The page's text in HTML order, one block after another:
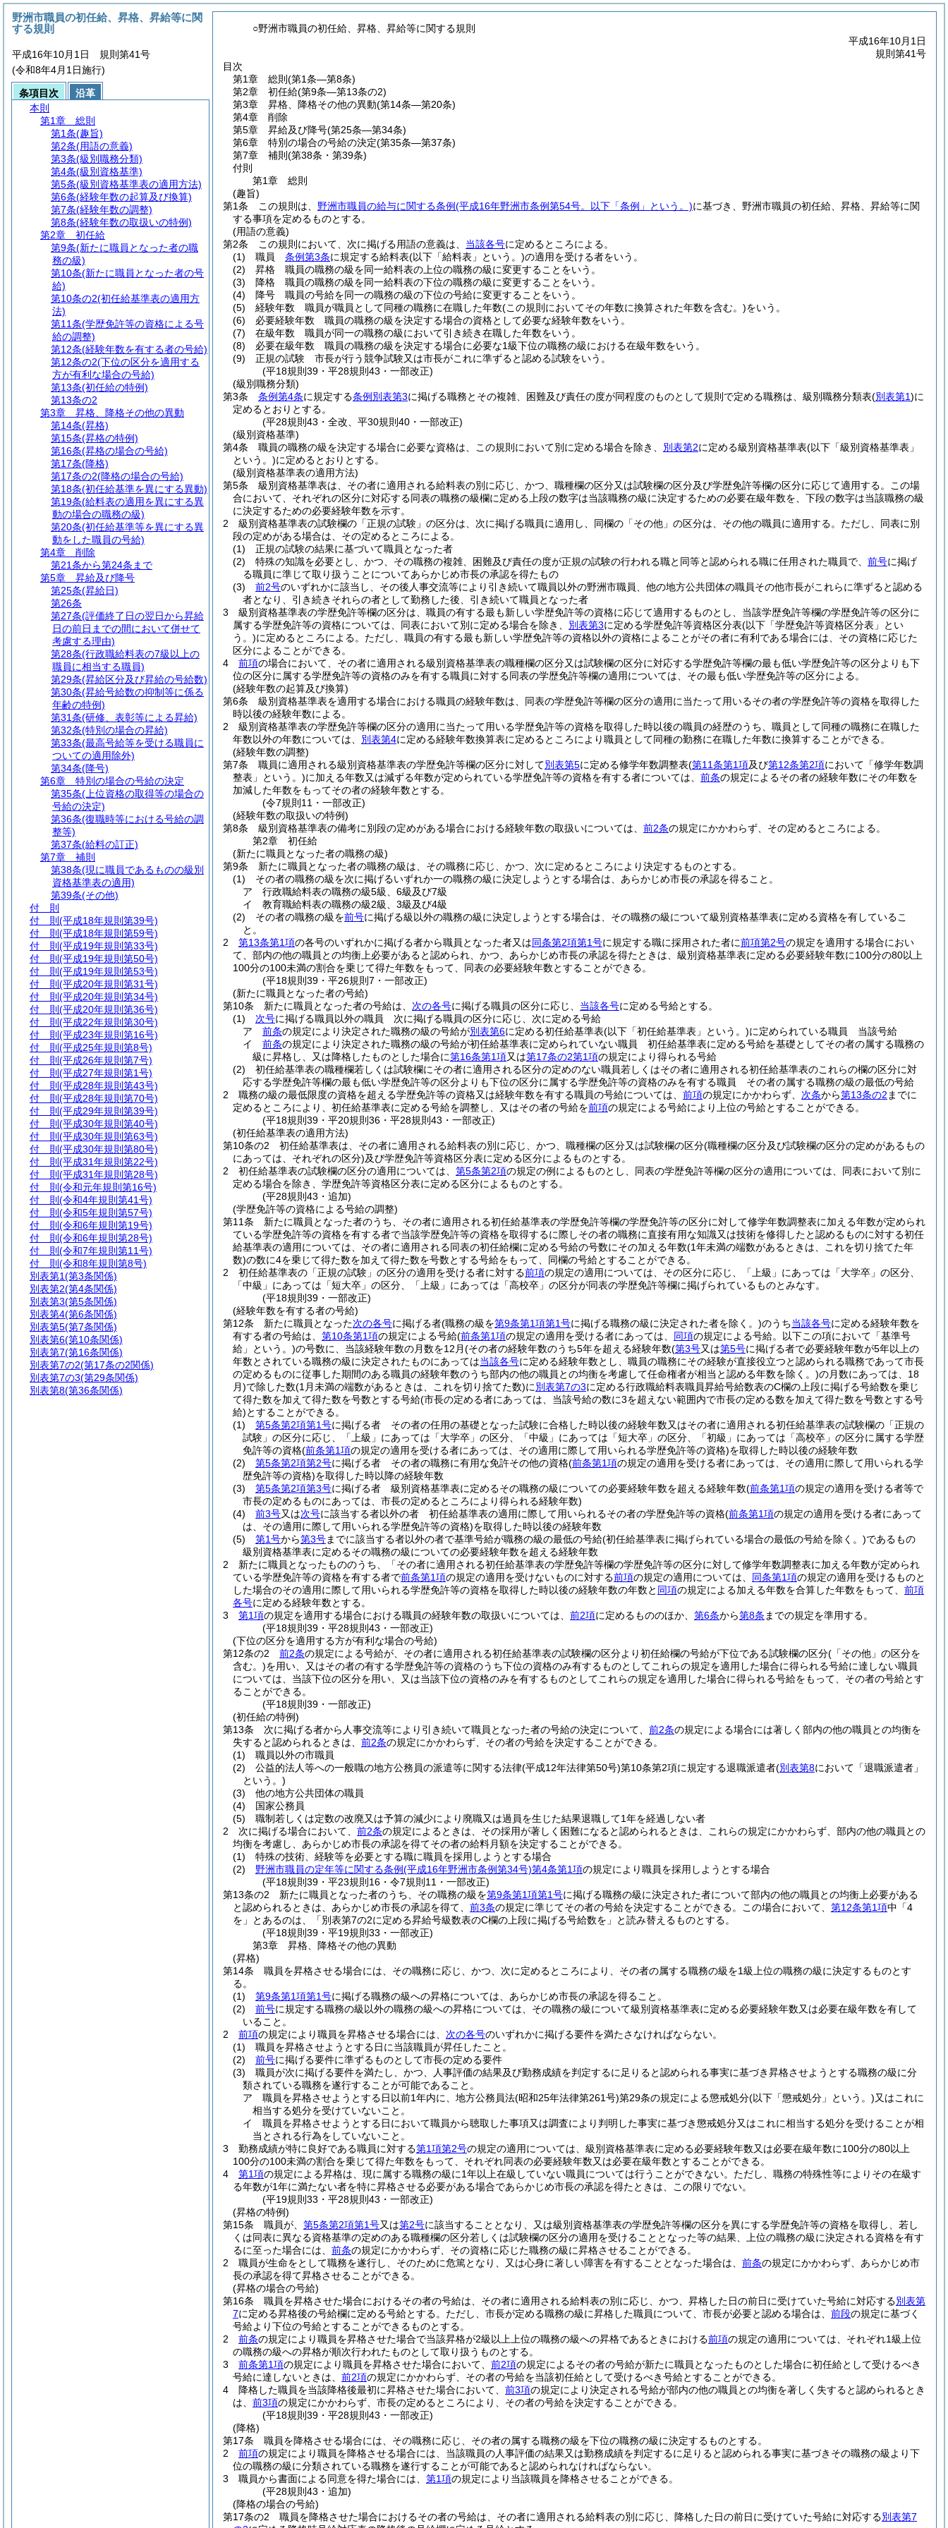
○野洲市職員の初任給、昇格、昇給等に関する規則
平成16年10月1日
規則第41号
目次
第1章
総則 (第1条―第8条)
第2章
初任給(第9条―第13条の2)
第3章
昇格、降格その他の異動(第14条―第20条)
第4章
削除
第5章
昇給及び降号(第25条―第34条)
第6章
特別の場合の号給の決定(第35条―第37条)
第7章
補則 (第38条・第39条)
付則
第1章
総則
(趣旨)
第1条
この規則は、 野洲市職員の給与に関する条例(平成16年野洲市条例第54号。以下「条例」という。)に基づき、野洲市職員の初任給、昇格、昇給等に関
する事項を定めるものとする。
(用語の意義)
第2条
この規則において、次に掲げる用語の意義は、 当該各号に定めるところによる。
(1)
職員 条例第3条に規定する給料表(以下「給料表」という。)の適用を受ける者をいう。
(2)
昇格 職員の職務の級を同一給料表の上位の職務の級に変更することをいう。
(3)
降格 職員の職務の級を同一給料表の下位の職務の級に変更することをいう。
(4)
降号 職員の号給を同一の職務の級の下位の号給に変更することをいう。
(5)
経験年数 職員が職員として同種の職務に在職した年数(この規則においてその年数に換算された年数を含む。)をいう。
(6)
必要経験年数 職員の職務の級を決定する場合の資格として必要な経験年数をいう。
(7)
在級年数 職員が同一の職務の級において引き続き在職した年数をいう。
(8)
必要在級年数 職員の職務の級を決定する場合に必要な1級下位の職務の級における在級年数をいう。
(9)
正規の試験 市長が行う競争試験又は市長がこれに準ずると認める試験をいう。
(平18規則39・平28規則43・一部改正)
(級別職務分類)
第3条
条例第4条に規定する条例別表第3に掲げる職務とその複雑、困難及び責任の度が同程度のものとして規則で定める職務は、級別職務分類表(別表第1)に
定めるとおりとする。
(平28規則43・全改、平30規則40・一部改正)
(級別資格基準)
第4条
職員の職務の級を決定する場合に必要な資格は、この規則において別に定める場合を除き、 別表第2に定める級別資格基準表(以下「級別資格基準表」
という。)に定めるとおりとする。
(級別資格基準表の適用方法)
第5条
級別資格基準表は、その者に適用される給料表の別に応じ、かつ、職種欄の区分又は試験欄の区分及び学歴免許等欄の区分に応じて適用する。
この場
合において、それぞれの区分に対応する同表の職務の級欄に定める上段の数字は当該職務の級に決定するための必要在級年数を、下段の数字は当該職務の級
に決定するための必要経験年数を示す。
2
級別資格基準表の試験欄の「正規の試験」の区分は、次に掲げる職員に適用し、同欄の「その他」の区分は、その他の職員に適用する。 ただし、同表に別
段の定めがある場合は、その定めるところによる。
(1)
正規の試験の結果に基づいて職員となった者
(2)
特殊の知識を必要とし、かつ、その職務の複雑、困難及び責任の度が正規の試験の行われる職と同等と認められる職に任用された職員で、 前号に掲げ
る職員に準じて取り扱うことについてあらかじめ市長の承認を得たもの
(3)
前2号のいずれかに該当し、その後人事交流等により引き続いて職員以外の野洲市職員、他の地方公共団体の職員その他市長がこれらに準ずると認める
者となり、引き続きそれらの者として勤務した後、引き続いて職員となった者
3
級別資格基準表の学歴免許等欄の区分は、職員の有する最も新しい学歴免許等の資格に応じて適用するものとし、当該学歴免許等欄の学歴免許等の区分に
属する学歴免許等の資格については、同表において別に定める場合を除き、 別表第3に定める学歴免許等資格区分表(以下「学歴免許等資格区分表」とい
う。)に定めるところによる。 ただし、職員の有する最も新しい学歴免許等の資格以外の資格によることがその者に有利である場合には、その資格に応じた
区分によることができる。
4
前項の場合において、その者に適用される級別資格基準表の職種欄の区分又は試験欄の区分に対応する学歴免許等欄の最も低い学歴免許等の区分よりも下
位の区分に属する学歴免許等の資格のみを有する職員に対する同表の学歴免許等欄の適用については、その最も低い学歴免許等の区分による。
(経験年数の起算及び換算)
第6条
級別資格基準表を適用する場合における職員の経験年数は、同表の学歴免許等欄の区分の適用に当たって用いるその者の学歴免許等の資格を取得した
時以後の経験年数による。
2
級別資格基準表の学歴免許等欄の区分の適用に当たって用いる学歴免許等の資格を取得した時以後の職員の経歴のうち、職員として同種の職務に在職した
年数以外の年数については、 別表第4に定める経験年数換算表に定めるところにより職員として同種の勤務に在職した年数に換算することができる。
(経験年数の調整)
第7条
職員に適用される級別資格基準表の学歴免許等欄の区分に対して別表第5に定める修学年数調整表(第11条第1項及び第12条第2項において「修学年数調
整表」という。)に加える年数又は減ずる年数が定められている学歴免許等の資格を有する者については、 前条の規定によるその者の経験年数にその年数を
加減した年数をもってその者の経験年数とする。
(令7規則11・一部改正)
(経験年数の取扱いの特例)
第8条
級別資格基準表の備考に別段の定めがある場合における経験年数の取扱いについては、 前2条の規定にかかわらず、その定めるところによる。
第2章
初任給
(新たに職員となった者の職務の級)
第9条
新たに職員となった者の職務の級は、その職務に応じ、かつ、次に定めるところにより決定するものとする。
(1)
その者の職務の級を次に掲げるいずれか一の職務の級に決定しようとする場合は、あらかじめ市長の承認を得ること。
ア
行政職給料表の職務の級5級、6級及び7級
イ
教育職給料表の職務の級2級、3級及び4級
(2)
その者の職務の級を前号に掲げる級以外の職務の級に決定しようとする場合は、その職務の級について級別資格基準表に定める資格を有しているこ
と。
2
第13条第1項の各号のいずれかに掲げる者から職員となった者又は同条第2項第1号に規定する職に採用された者に前項第2号の規定を適用する場合におい
て、部内の他の職員との均衡上必要があると認められ、かつ、あらかじめ市長の承認を得たときは、級別資格基準表に定める必要経験年数に100分の80以上
100分の100未満の割合を乗じて得た年数をもって、同表の必要経験年数とすることができる。
(平18規則39・平26規則7・一部改正)
(新たに職員となった者の号給)
第10条
新たに職員となった者の号給は、 次の各号に掲げる職員の区分に応じ、 当該各号に定める号給とする。
(1)
次号に掲げる職員以外の職員 次に掲げる職員の区分に応じ、次に定める号給
ア
前条の規定により決定された職務の級の号給が別表第6に定める初任給基準表(以下「初任給基準表」という。)に定められている職員 当該号給
イ
前条の規定により決定された職務の級の号給が初任給基準表に定められていない職員 初任給基準表に定める号給を基礎としてその者の属する職務の
級に昇格し、又は降格したものとした場合に第16条第1項又は第17条の2第1項の規定により得られる号給
(2)
初任給基準表の職種欄若しくは試験欄にその者に適用される区分の定めのない職員若しくはその者に適用される初任給基準表のこれらの欄の区分に対
応する学歴免許等欄の最も低い学歴免許等の区分よりも下位の区分に属する学歴免許等の資格のみを有する職員 その者の属する職務の級の最低の号給
2
職務の級の最低限度の資格を超える学歴免許等の資格又は経験年数を有する職員の号給については、 前項の規定にかかわらず、 次条から第13条の2 までに
定めるところにより、初任給基準表に定める号給を調整し、又はその者の号給を前項の規定による号給により上位の号給とすることができる。
(平18規則39・平20規則36・平28規則43・一部改正)
(初任給基準表の適用方法)
第10条の2
初任給基準表は、その者に適用される給料表の別に応じ、かつ、職種欄の区分又は試験欄の区分(職種欄の区分及び試験欄の区分の定めがあるもの
にあっては、それぞれの区分)及び学歴免許等資格区分表に定める区分によるものとする。
2
初任給基準表の試験欄の区分の適用については、 第5条第2項の規定の例によるものとし、同表の学歴免許等欄の区分の適用については、同表において別に
定める場合を除き、学歴免許等資格区分表に定める区分によるものとする。
(平28規則43・追加)
(学歴免許等の資格による号給の調整)
第11条
新たに職員となった者のうち、その者に適用される初任給基準表の学歴免許等欄の学歴免許等の区分に対して修学年数調整表に加える年数が定められ
ている学歴免許等の資格を有する者で当該学歴免許等の資格を取得するに際しその者の職務に直接有用な知識又は技術を修得したと認めるものに対する初任
給基準表の適用については、その者に適用される同表の初任給欄に定める号給の号数にその加える年数(1年未満の端数があるときは、これを切り捨てた年
数)の数に4を乗じて得た数を加えて得た数を号数とする号給をもって、同欄の号給とすることができる。
2
初任給基準表の「正規の試験」の区分の適用を受ける者に対する前項の規定の適用については、その区分に応じ、「上級」にあっては「大学卒」の区分、
「中級」にあっては「短大卒」の区分、「上級」にあっては「高校卒」の区分が同表の学歴免許等欄に掲げられているものとみなす。
(平18規則39・一部改正)
(経験年数を有する者の号給)
第12条
新たに職員となった次の各号に掲げる者(職務の級を第9条第1項第1号に掲げる職務の級に決定された者を除く。)のうち当該各号に定める経験年数を
有する者の号給は、 第10条第1項の規定による号給(前条第1項の規定の適用を受ける者にあっては、 同項の規定による号給。以下この項において「基準号
給」という。)の号数に、当該経験年数の月数を12月(その者の経験年数のうち5年を超える経験年数(第3号又は第5号に掲げる者で必要経験年数が5年以上の
年数とされている職務の級に決定されたものにあっては当該各号に定める経験年数とし、職員の職務にその経験が直接役立つと認められる職務であって市長
の定めるものに従事した期間のある職員の経験年数のうち部内の他の職員との均衡を考慮して任命権者が相当と認める年数を除く。)の月数にあっては、18
月)で除した数(1月未満の端数があるときは、これを切り捨てた数)に別表第7の3に定める行政職給料表職員昇給号給数表のC欄の上段に掲げる号給数を乗じ
て得た数を加えて得た数を号数とする号給(市長の定める者にあっては、当該号給の数に3を超えない範囲内で市長の定める数を加えて得た数を号数とする号
給)とすることができる。
(1)
第5条第2項第1号に掲げる者 その者の任用の基礎となった試験に合格した時以後の経験年数又はその者に適用される初任給基準表の試験欄の「正規の
試験」の区分に応じ、「上級」にあっては「大学卒」の区分、「中級」にあっては「短大卒」の区分、「初級」にあっては「高校卒」の区分に属する学歴
免許等の資格(前条第1項の規定の適用を受ける者にあっては、その適用に際して用いられる学歴免許等の資格)を取得した時以後の経験年数
(2)
第5条第2項第2号に掲げる者 その者の職務に有用な免許その他の資格(前条第1項の規定の適用を受ける者にあっては、その適用に際して用いられる学
歴免許等の資格)を取得した時以降の経験年数
(3)
第5条第2項第3号に掲げる者 級別資格基準表に定めるその職務の級についての必要経験年数を超える経験年数(前条第1項の規定の適用を受ける者等で
市長の定めるものにあっては、市長の定めるところにより得られる経験年数)
(4)
前3号又は次号に該当する者以外の者 初任給基準表の適用に際して用いられるその者の学歴免許等の資格(前条第1項の規定の適用を受ける者にあって
は、その適用に際して用いられる学歴免許等の資格)を取得した時以後の経験年数
(5)
第1号から第3号までに該当する者以外の者で基準号給が職務の級の最低の号給(初任給基準表に掲げられている場合の最低の号給を除く。)であるもの
級別資格基準表に定めるその職務の級についての必要経験年数を超える経験年数
2
新たに職員となったもののうち、「その者に適用される初任給基準表の学歴免許等欄の学歴免許等の区分に対して修学年数調整表に加える年数が定められ
ている学歴免許等の資格を有する者で前条第1項の規定の適用を受けないものに対する前項の規定の適用については、 同条第1項の規定の適用を受けるものと
した場合のその適用に際して用いられる学歴免許等の資格を取得した時以後の経験年数の年数と 同項の規定による加える年数を合算した年数をもって、 前項
各号に定める経験年数とする。
3
第1項の規定を適用する場合における職員の経験年数の取扱いについては、 前2項に定めるもののほか、 第6条から第8条 までの規定を準用する。
(平18規則39・平28規則43・一部改正)
(下位の区分を適用する方が有利な場合の号給)
第12条の2
前2条の規定による号給が、その者に適用される初任給基準表の試験欄の区分より初任給欄の号給が下位である試験欄の区分(「その他」の区分を
含む。)を用い、又はその者の有する学歴免許等の資格のうち下位の資格のみ有するものとしてこれらの規定を適用した場合に得られる号給に達しない職員
については、当該下位の区分を用い、又は当該下位の資格のみを有するものとしてこれらの規定を適用した場合に得られる号給をもって、その者の号給とす
ることができる。
(平18規則39・一部改正)
(初任給の特例)
第13条
次に掲げる者から人事交流等により引き続いて職員となった者の号給の決定について、 前2条の規定による場合には著しく部内の他の職員との均衡を
失すると認められるときは、 前2条の規定にかかわらず、その者の号給を決定することができる。
(1)
職員以外の市職員
(2)
公益的法人等への一般職の地方公務員の派遣等に関する法律(平成12年法律第50号)第10条第2項に規定する退職派遣者(別表第8において「退職派遣者」
という。)
(3)
他の地方公共団体の職員
(4)
国家公務員
(5)
職制若しくは定数の改廃又は予算の減少により廃職又は過員を生じた結果退職して1年を経過しない者
2
次に掲げる場合において、 前2条の規定によるときは、その採用が著しく困難になると認められるときは、これらの規定にかかわらず、部内の他の職員との
均衡を考慮し、あらかじめ市長の承認を得てその者の給料月額を決定することができる。
(1)
特殊の技術、経験等を必要とする職に職員を採用しようとする場合
(2)
野洲市職員の定年等に関する条例(平成16年野洲市条例第34号)第4条第1項の規定により職員を採用しようとする場合
(平18規則39・平23規則16・令7規則11・一部改正)
第13条の2
新たに職員となった者のうち、その職務の級を第9条第1項第1号に掲げる職務の級に決定された者について部内の他の職員との均衡上必要がある
と認められるときは、あらかじめ市長の承認を得て、 前3条の規定に準じてその者の号給を決定することができる。 この場合において、 第12条第1項中「4
を」とあるのは、「別表第7の2に定める昇給号級数表のC欄の上段に掲げる号給数を」と読み替えるものとする。
(平18規則39・平19規則33・一部改正)
第3章
昇格、降格その他の異動
(昇格)
第14条
職員を昇格させる場合には、その職務に応じ、かつ、次に定めるところにより、その者の属する職務の級を1級上位の職務の級に決定するものとす
る。
(1)
第9条第1項第1号に掲げる職務の級への昇格については、あらかじめ市長の承認を得ること。
(2)
前号に規定する職務の級以外の職務の級への昇格については、その職務の級について級別資格基準表に定める必要経験年数又は必要在級年数を有して
いること。
2
前項の規定により職員を昇格させる場合には、 次の各号のいずれかに掲げる要件を満たさなければならない。
(1)
職員を昇格させようとする日に当該職員が昇任したこと。
(2)
前号に掲げる要件に準ずるものとして市長の定める要件
(3)
職員が次に掲げる要件を満たし、かつ、人事評価の結果及び勤務成績を判定するに足りると認められる事実に基づき昇格させようとする職務の級に分
類されている職務を遂行することが可能であること。
ア
職員を昇格させようとする日以前1年内に、地方公務員法(昭和25年法律第261号)第29条の規定による懲戒処分(以下「懲戒処分」という。)又はこれに
相当する処分を受けていないこと。
イ
職員を昇格させようとする日において職員から聴取した事項又は調査により判明した事実に基づき懲戒処分又はこれに相当する処分を受けることが相
当とされる行為をしていないこと。
3
勤務成績が特に良好である職員に対する第1項第2号の規定の適用については、級別資格基準表に定める必要経験年数又は必要在級年数に100分の80以上
100分の100未満の割合を乗じて得た年数をもって、それぞれ同表の必要経験年数又は必要在級年数とすることができる。
4
第1項の規定による昇格は、現に属する職務の級に1年以上在級していない職員については行うことができない。 ただし、職務の特殊性等によりその在級す
る年数が1年に満たない者を特に昇格させる必要がある場合であらかじめ市長の承認を得たときは、この限りでない。
(平19規則33・平28規則43・一部改正)
(昇格の特例)
第15条
職員が、 第5条第2項第1号又は第2号に該当することとなり、又は級別資格基準表の学歴免許等欄の区分を異にする学歴免許等の資格を取得し、若し
くは同表に異なる資格基準の定めのある職種欄の区分若しくは試験欄の区分の適用を受けることとなった等の結果、上位の職務の級に決定される資格を有す
るに至った場合には、 前条の規定にかかわらず、その資格に応じた職務の級に昇格させることができる。
2
職員が生命をとして職務を遂行し、そのために危篤となり、又は心身に著しい障害を有することとなった場合は、 前条の規定にかかわらず、あらかじめ市
長の承認を得て昇格させることができる。
(昇格の場合の号給)
第16条
職員を昇格させた場合におけるその者の号給は、その者に適用される給料表の別に応じ、かつ、昇格した日の前日に受けていた号給に対応する別表第
7に定める昇格後の号給欄に定める号給とする。 ただし、市長が定める職務の級に昇格した職員について、市長が必要と認める場合は、 前段の規定に基づく
号給より下位の号給とすることができるものとする。
2
前条の規定により職員を昇格させた場合で当該昇格が2級以上上位の職務の級への昇格であるときにおける前項の規定の適用については、それぞれ1級上位
の職務の級への昇格が順次行われたものとして取り扱うものとする。
3
前条第1項の規定により職員を昇格させた場合において、 前2項の規定によるその者の号給が新たに職員となったものとした場合に初任給として受けるべき
号給に達しないときは、 前2項の規定にかかわらず、その者の号給を当該初任給として受けるべき号給とすることができる。
4
降格した職員を当該降格後最初に昇格させた場合において、 前3項の規定により決定される号給が部内の他の職員との均衡を著しく失すると認められるとき
は、 前3項の規定にかかわらず、市長の定めるところにより、その者の号給を決定することができる。
(平18規則39・平28規則43・一部改正)
(降格)
第17条
職員を降格させる場合には、その職務に応じ、その者の属する職務の級を下位の職務の級に決定するものとする。
2
前項の規定により職員を降格させる場合には、当該職員の人事評価の結果又は勤務成績を判定するに足りると認められる事実に基づきその職務の級より下
位の職務の級に分類されている職務を遂行することが可能であると認められなければならない。
3
職員から書面による同意を得た場合には、 第1項の規定により当該職員を降格させることができる。
(平28規則43・追加)
(降格の場合の号給)
第17条の2
職員を降格させた場合におけるその者の号給は、その者に適用される給料表の別に応じ、降格した日の前日に受けていた号給に対応する別表第7
野洲市職員の初任給、昇格、昇給等に関
する規則
平成16年10月1日 規則第41号
(令和8年4月1日施行)
条項目次
沿革
本則
第1章
総則
第1条(趣旨)
第2条(用語の意義)
第3条(級別職務分類)
第4条(級別資格基準)
第5条(級別資格基準表の適用方法)
第6条(経験年数の起算及び換算)
第7条(経験年数の調整)
第8条(経験年数の取扱いの特例)
第2章
初任給
第9条(新たに職員となった者の職
務の級)
第10条(新たに職員となった者の号
給)
第10条の2(初任給基準表の適用方
法)
第11条(学歴免許等の資格による号
給の調整)
第12条(経験年数を有する者の号給)
第12条の2(下位の区分を適用する
方が有利な場合の号給)
第13条(初任給の特例)
第13条の2
第3章
昇格、降格その他の異動
第14条(昇格)
第15条(昇格の特例)
第16条(昇格の場合の号給)
第17条(降格)
第17条の2(降格の場合の号給)
第18条(初任給基準を異にする異動)
第19条(給料表の適用を異にする異
動の場合の職務の級)
第20条(初任給基準等を異にする異
動をした職員の号給)
第4章
削除
第21条から第24条まで
第5章
昇給及び降号
第25条(昇給日)
第26条
第27条(評価終了日の翌日から昇給
日の前日までの間において併せて
考慮する理由)
第28条(行政職給料表の7級以上の
職員に相当する職員)
第29条(昇給区分及び昇給の号給数)
第30条(昇給号給数の抑制等に係る
年齢の特例)
第31条(研修、表彰等による昇給)
第32条(特別の場合の昇給)
第33条(最高号給等を受ける職員に
ついての適用除外)
第34条(降号)
第6章
特別の場合の号給の決定
第35条(上位資格の取得等の場合の
号給の決定)
第36条(復職時等における号給の調
整等)
第37条(給料の訂正)
第7章
補則
第38条(現に職員であるものの級別
資格基準表の適用)
第39条(その他)
付 則
付 則 (平成18年規則第39号)
付 則 (平成18年規則第59号)
付 則 (平成19年規則第33号)
付 則 (平成19年規則第50号)
付 則 (平成19年規則第53号)
付 則 (平成20年規則第31号)
付 則 (平成20年規則第34号)
付 則 (平成20年規則第36号)
付 則 (平成22年規則第30号)
付 則 (平成23年規則第16号)
付 則 (平成25年規則第8号)
付 則 (平成26年規則第7号)
付 則 (平成27年規則第1号)
付 則 (平成28年規則第43号)
付 則 (平成28年規則第70号)
付 則 (平成29年規則第39号)
付 則 (平成30年規則第40号)
付 則 (平成30年規則第63号)
付 則 (平成30年規則第80号)
付 則 (平成31年規則第22号)
付 則 (平成31年規則第28号)
付 則 (令和元年規則第16号)
付 則 (令和4年規則第41号)
付 則 (令和5年規則第57号)
付 則 (令和6年規則第19号)
付 則 (令和6年規則第28号)
付 則 (令和7年規則第11号)
付 則 (令和8年規則第8号)
別表第1(第3条関係)
別表第2(第4条関係)
別表第3(第5条関係)
別表第4(第6条関係)
別表第5(第7条関係)
別表第6(第10条関係)
別表第7(第16条関係)
別表第7の2(第17条の2関係)
別表第7の3(第29条関係)
別表第8(第36条関係)